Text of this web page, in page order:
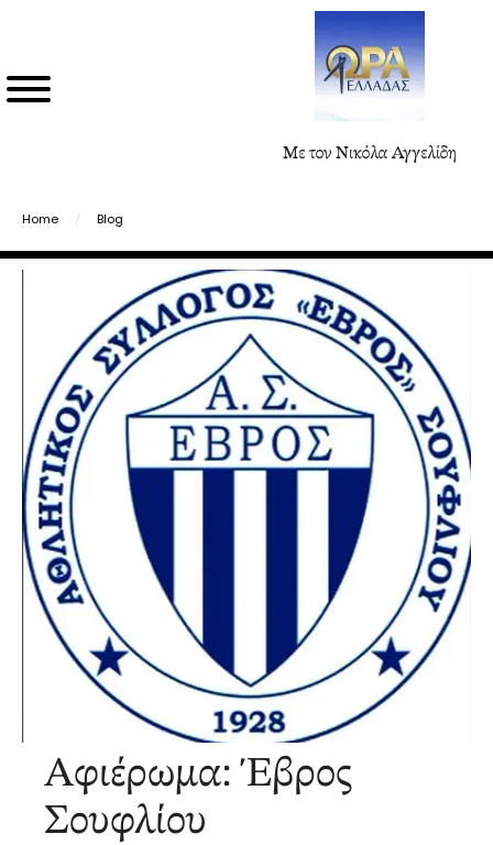
Με τον Νικόλα Αγγελίδη
Home / Blog
Αφιέρωμα: Έβρος
Σουφλίου